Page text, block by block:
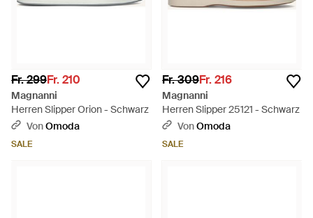
Fr. 299Fr. 210
Magnanni
Herren Slipper Orion - Schwarz
VonOmoda
SALE
Fr. 309Fr. 216
Magnanni
Herren Slipper 25121 - Schwarz
VonOmoda
SALE